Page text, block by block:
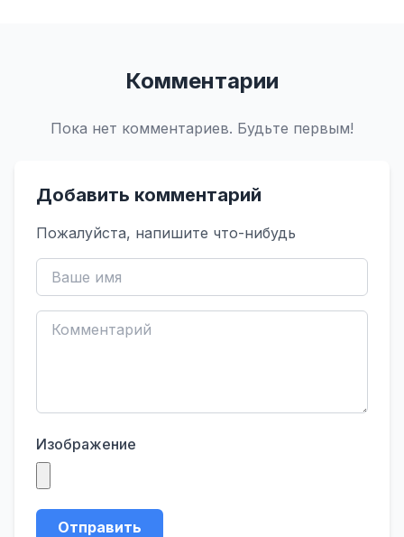
Комментарии
Пока нет комментариев. Будьте первым!
Добавить комментарий
Пожалуйста, напишите что-нибудь
Изображение
Отправить